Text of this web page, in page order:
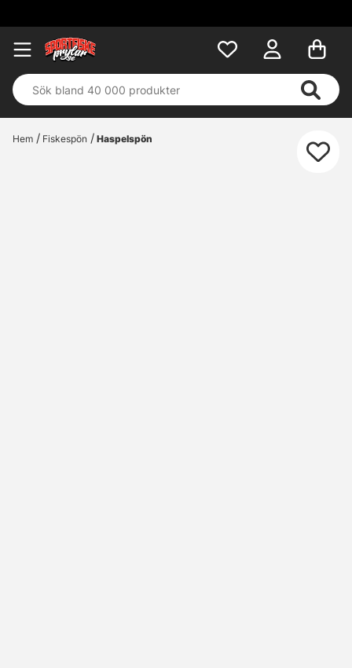
Hem Fiskespön Haspelspön